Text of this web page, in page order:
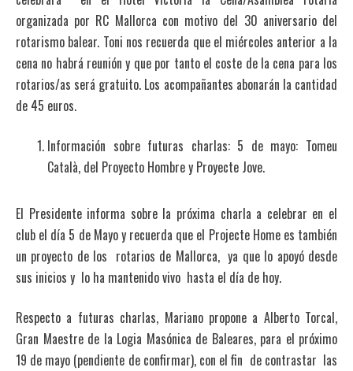
organizada por RC Mallorca con motivo del 30 aniversario del
rotarismo balear. Toni nos recuerda que el miércoles anterior a la
cena no habrá reunión y que por tanto el coste de la cena para los
rotarios/as será gratuito. Los acompañantes abonarán la cantidad
de 45 euros.
Información sobre futuras charlas: 5 de mayo: Tomeu
Català, del Proyecto Hombre y Proyecte Jove.
El Presidente informa sobre la próxima charla a celebrar en el
club el día 5 de Mayo y recuerda que el Projecte Home es también
un proyecto de los rotarios de Mallorca, ya que lo apoyó desde
sus inicios y lo ha mantenido vivo hasta el día de hoy.
Respecto a futuras charlas, Mariano propone a Alberto Torcal,
Gran Maestre de la Logia Masónica de Baleares, para el próximo
19 de mayo (pendiente de confirmar), con el fin de contrastar las